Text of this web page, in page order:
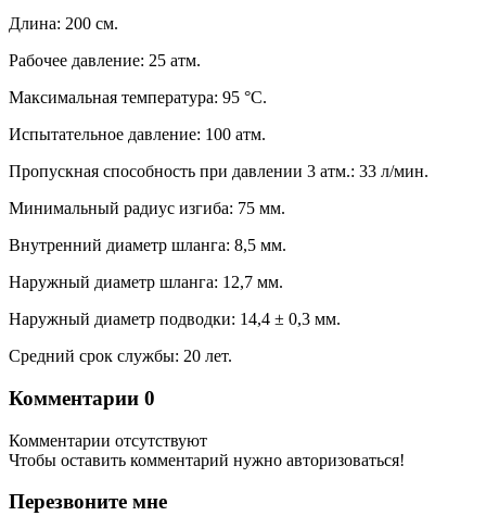
Длина: 200 см.
Рабочее давление: 25 атм.
Максимальная температура: 95 °С.
Испытательное давление: 100 атм.
Пропускная способность при давлении 3 атм.: 33 л/мин.
Минимальный радиус изгиба: 75 мм.
Внутренний диаметр шланга: 8,5 мм.
Наружный диаметр шланга: 12,7 мм.
Наружный диаметр подводки: 14,4 ± 0,3 мм.
Средний срок службы: 20 лет.
Комментарии 0
Комментарии отсутствуют
Чтобы оставить комментарий нужно авторизоваться!
Перезвоните мне